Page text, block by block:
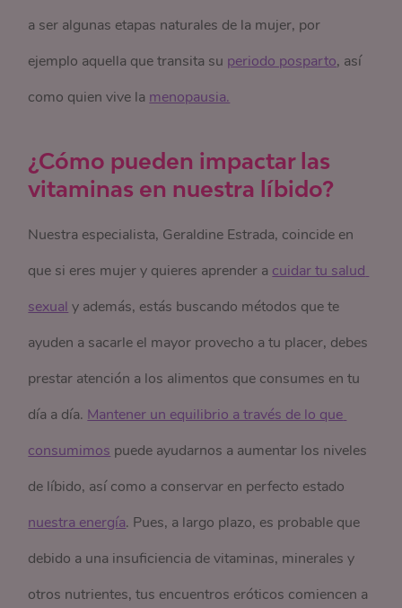
a ser algunas etapas naturales de la mujer, por
ejemplo aquella que transita su periodo posparto, así
como quien vive la menopausia.
¿Cómo pueden impactar las
vitaminas en nuestra líbido?
Nuestra especialista, Geraldine Estrada, coincide en
que si eres mujer y quieres aprender a cuidar tu salud
sexual y además, estás buscando métodos que te
ayuden a sacarle el mayor provecho a tu placer, debes
prestar atención a los alimentos que consumes en tu
día a día. Mantener un equilibrio a través de lo que
consumimos puede ayudarnos a aumentar los niveles
de líbido, así como a conservar en perfecto estado
nuestra energía. Pues, a largo plazo, es probable que
debido a una insuficiencia de vitaminas, minerales y
otros nutrientes, tus encuentros eróticos comiencen a